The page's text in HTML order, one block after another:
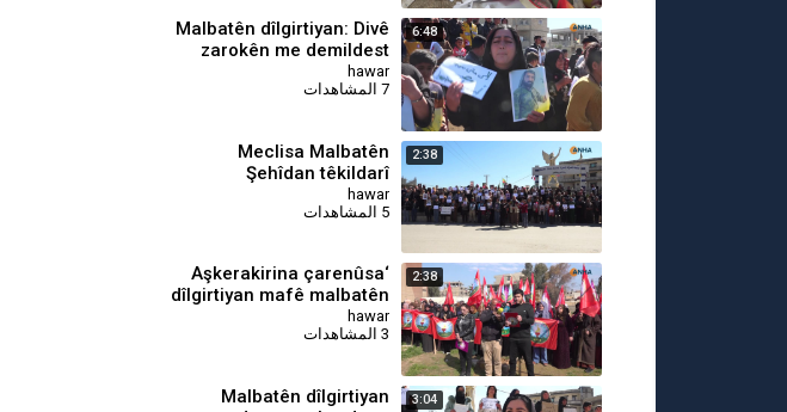
6:48
⁣Malbatên dîlgirtiyan: Divê
zarokên me demildest
bên berdan
hawar
7 المشاهدات
2:38
Meclisa Malbatên
Şehîdan têkildarî
dîlgirtiyan daxuyanî da
hawar
5 المشاهدات
2:38
‘Aşkerakirina çarenûsa
dîlgirtiyan mafê malbatên
wan e’
hawar
3 المشاهدات
3:04
⁣Malbatên dîlgirtiyan